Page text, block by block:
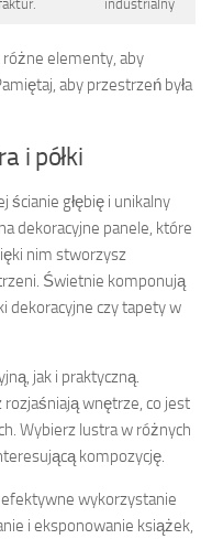
industrialny
różne elementy, aby
aby przestrzeń była
i półki
ścianie głębię i unikalny
dekoracyjne panele, które
nim stworzysz
Świetnie komponują
dekoracyjne czy tapety w
jak i praktyczną.
wnętrze, co jest
Wybierz lustra w różnych
kompozycję.
wykorzystanie
i eksponowanie książek,